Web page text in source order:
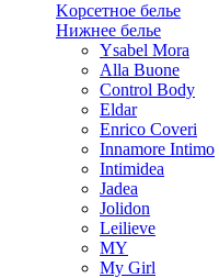
Kорсетное белье
Нижнее белье
Ysabel Mora
Alla Buone
Control Body
Eldar
Enrico Coveri
Innamore Intimo
Intimidea
Jadea
Jolidon
Leilieve
MY
My Girl